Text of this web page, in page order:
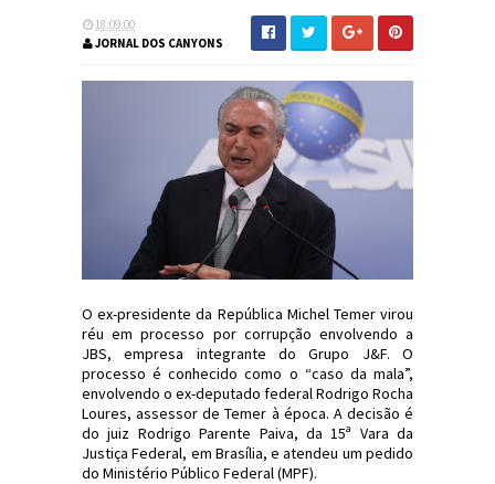
18:09:00
JORNAL DOS CANYONS
O ex-presidente da República Michel Temer virou
réu em processo por corrupção envolvendo a
JBS, empresa integrante do Grupo J&F. O
processo é conhecido como o “caso da mala”,
envolvendo o ex-deputado federal Rodrigo Rocha
Loures, assessor de Temer à época. A decisão é
do juiz Rodrigo Parente Paiva, da 15ª Vara da
Justiça Federal, em Brasília, e atendeu um pedido
do Ministério Público Federal (MPF).